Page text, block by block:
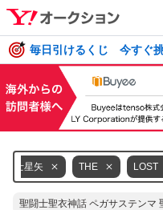
毎日引けるくじ 今すぐ
闘士星矢 THE LOST
聖闘士聖衣神話 ペガサステンマ